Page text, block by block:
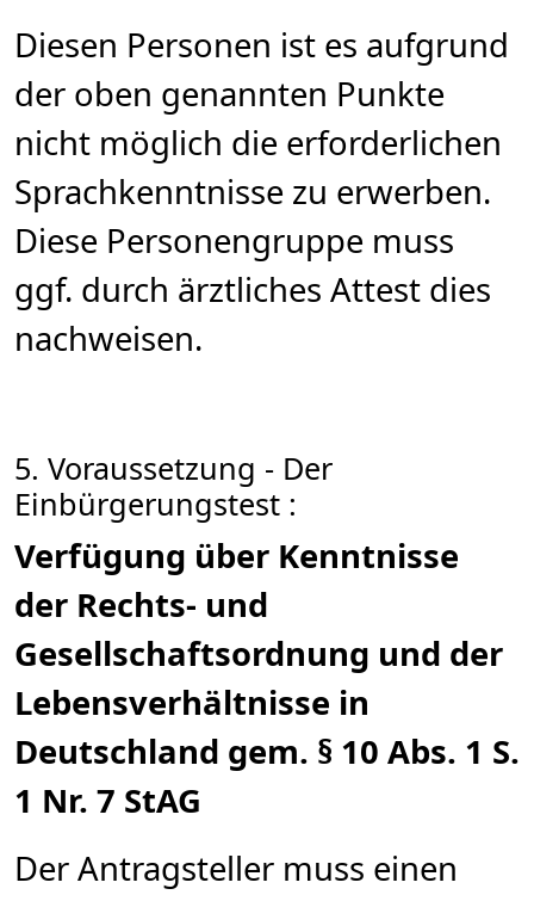
Diesen Personen ist es aufgrund
der oben genannten Punkte
nicht möglich die erforderlichen
Sprachkenntnisse zu erwerben.
Diese Personengruppe muss
ggf. durch ärztliches Attest dies
nachweisen.
5. Voraussetzung - Der
Einbürgerungstest :
Verfügung über Kenntnisse
der Rechts- und
Gesellschaftsordnung und der
Lebensverhältnisse in
Deutschland gem. § 10 Abs. 1 S.
1 Nr. 7 StAG
Der Antragsteller muss einen